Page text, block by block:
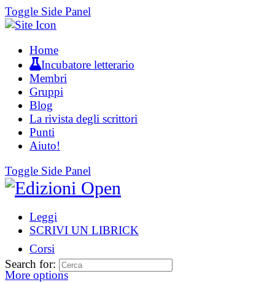
Toggle Side Panel
Home
Incubatore letterario
Membri
Gruppi
Blog
La rivista degli scrittori
Punti
Aiuto!
Toggle Side Panel
Leggi
SCRIVI UN LIBRICK
Corsi
More options
Search for: